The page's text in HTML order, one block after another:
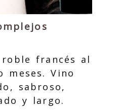
francés al
meses. Vino
sabroso,
y largo.